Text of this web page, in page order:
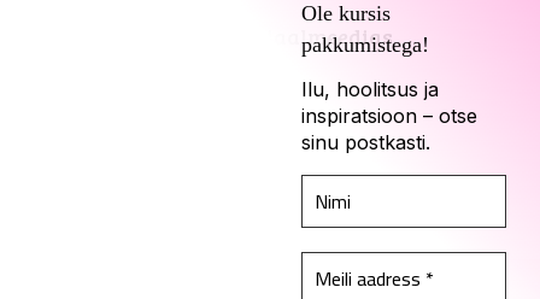
Ole kursis
pakkumistega!
Ilu, hoolitsus ja
inspiratsioon – otse
sinu postkasti.
Kadari sotsiaalmeedias